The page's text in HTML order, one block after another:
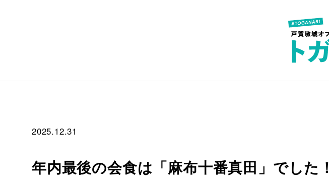
2025.12.31
年内最後の会食は「麻布十番真田」でした！